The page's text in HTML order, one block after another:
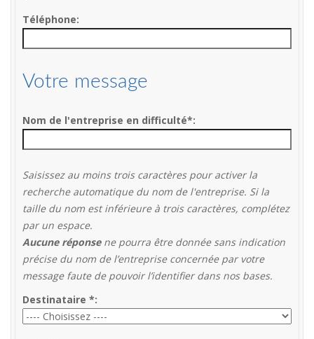
Téléphone
Votre message
Nom de l'entreprise en difficulté*
Saisissez au moins trois caractères pour activer la
recherche automatique du nom de l'entreprise. Si la
taille du nom est inférieure à trois caractères, complétez
par un espace.
Aucune réponsene pourra être donnée sans indication
précise du nom de l’entreprise concernée par votre
message faute de pouvoir l’identifier dans nos bases.
Destinataire *